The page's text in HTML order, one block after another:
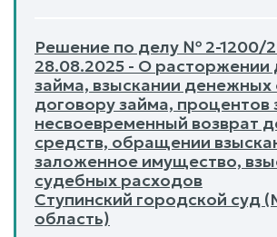
Решение по делу № 2-1200/
28.08.2025 - О расторжении
займа, взыскании денежных
договору займа, процентов
несвоевременный возврат
средств, обращении
заложенное имущество,
судебных расходов
Ступинский городской суд
область)